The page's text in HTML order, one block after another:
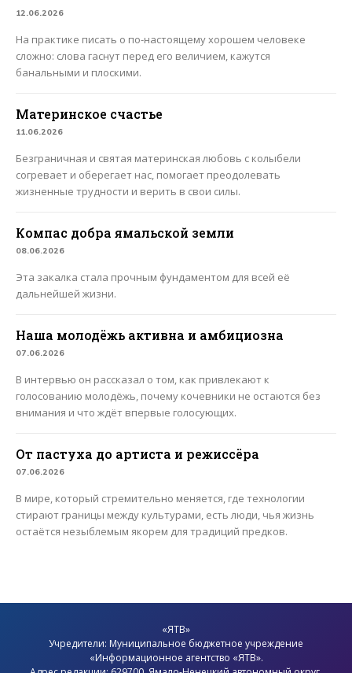
12.06.2026
На практике писать о по-настоящему хорошем человеке
сложно: слова гаснут перед его величием, кажутся
банальными и плоскими.
Материнское счастье
11.06.2026
Безграничная и святая материнская любовь с колыбели
согревает и оберегает нас, помогает преодолевать
жизненные трудности и верить в свои силы.
Компас добра ямальской земли
08.06.2026
Эта закалка стала прочным фундаментом для всей её
дальнейшей жизни.
Наша молодёжь активна и амбициозна
07.06.2026
В интервью он рассказал о том, как привлекают к
голосованию молодёжь, почему кочевники не остаются без
внимания и что ждёт впервые голосующих.
От пастуха до артиста и режиссёра
07.06.2026
В мире, который стремительно меняется, где технологии
стирают границы между культурами, есть люди, чья жизнь
остаётся незыблемым якорем для традиций предков.
«ЯТВ»
Учредители: Муниципальное бюджетное учреждение
«Информационное агентство «ЯТВ».